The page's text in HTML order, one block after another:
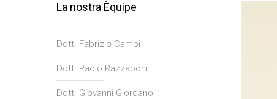
La nostra Èquipe
Dott. Fabrizio Campi
Dott. Paolo Razzaboni
Dott. Giovanni Giordano